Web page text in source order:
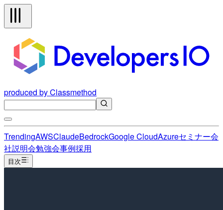
produced by Classmethod
TrendingAWSClaudeBedrockGoogle CloudAzureセミナー会
社説明会勉強会事例採用
目次